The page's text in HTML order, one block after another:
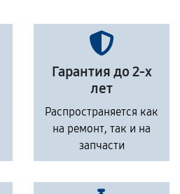
Гарантия до 2-х
лет
Распространяется как
на ремонт, так и на
запчасти